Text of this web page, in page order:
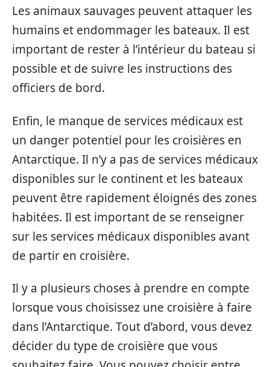
Les animaux sauvages peuvent attaquer les
humains et endommager les bateaux. Il est
important de rester à l’intérieur du bateau si
possible et de suivre les instructions des
officiers de bord.
Enfin, le manque de services médicaux est
un danger potentiel pour les croisières en
Antarctique. Il n’y a pas de services médicaux
disponibles sur le continent et les bateaux
peuvent être rapidement éloignés des zones
habitées. Il est important de se renseigner
sur les services médicaux disponibles avant
de partir en croisière.
Il y a plusieurs choses à prendre en compte
lorsque vous choisissez une croisière à faire
dans l’Antarctique. Tout d’abord, vous devez
décider du type de croisière que vous